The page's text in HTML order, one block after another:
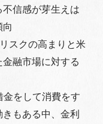
信感が芽生えは
向
スクの高まりと米
融市場に対する
金をして消費をす
もある中、金利